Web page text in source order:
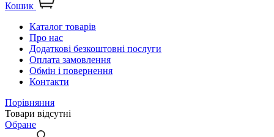
Кошик
Каталог товарів
Про нас
Додаткові безкоштовні послуги
Оплата замовлення
Обмін і повернення
Контакти
Порівняння
Товари відсутні
Обране